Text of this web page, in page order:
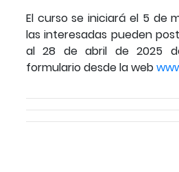
El curso se iniciará el 5 de
las interesadas pueden
al 28 de abril de 2025
formulario desde la web